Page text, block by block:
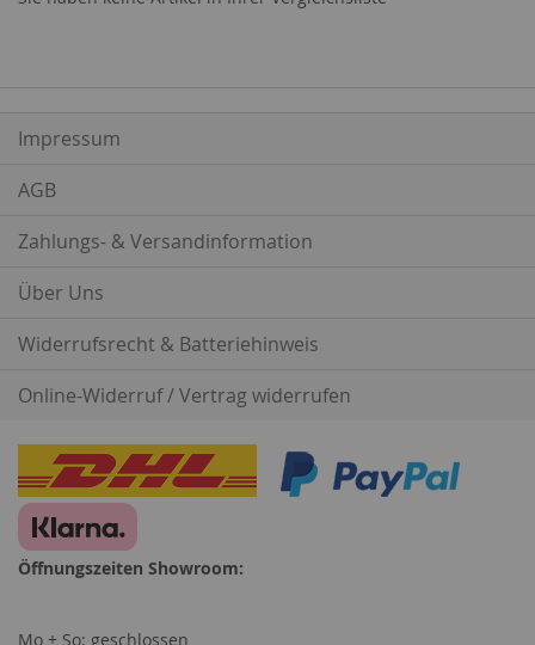
Impressum
AGB
Zahlungs- & Versandinformation
Über Uns
Widerrufsrecht & Batteriehinweis
Online-Widerruf / Vertrag widerrufen
Öffnungszeiten Showroom:
Mo + So: geschlossen